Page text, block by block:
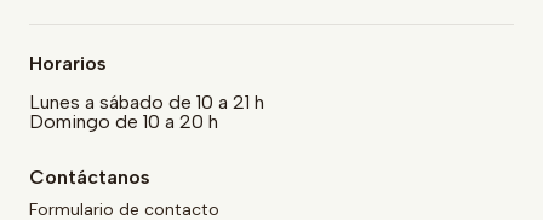
Horarios
Lunes a sábado de 10 a 21 h
Domingo de 10 a 20 h
Contáctanos
Formulario de contacto